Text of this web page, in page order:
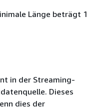
Länge beträgt 1
in der Streaming-
Dieses
dies der